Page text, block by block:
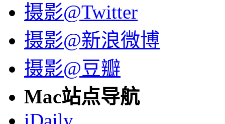
摄影@Twitter
摄影@新浪微博
摄影@豆瓣
Mac站点导航